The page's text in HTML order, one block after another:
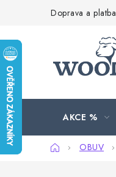
Doprava a platba
AKCE %
DomůOBUV